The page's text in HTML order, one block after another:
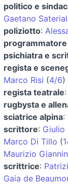
politico e
Gaetano
poliziotto:
psichiatra e
regista e
Marco Risi (4/6)
regista teatrale:
rugbysta e
sciatrice alpina:
scrittore: Giulio
Marco Di Tillo (
Maurizio
scrittrice:
Gaia de